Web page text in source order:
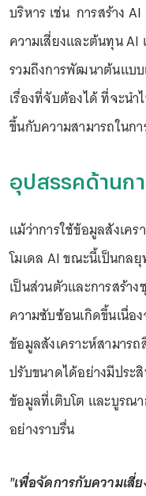
บริหาร เช่น การสร้าง
ความเสี่ยงและต้นทุน
รวมถึงการพัฒนาต้นแบบ
เรื่องที่จับต้องได้ ที่จะน
ขึ้นกับความสามารถในก
อุปสรรคด้านก
แม้ว่าการใช้ข้อมูลสังเค
โมเดล AI ขณะนี้เป็นกล
เป็นส่วนตัวและการสร้า
ความซับซ้อนเกิดขึ้นเนื่อ
ข้อมูลสังเคราะห์สามาร
ปรับขนาดได้อย่างมีปร
ข้อมูลที่เติบโต และบูรณ
อย่างราบรื่น
"เพื่อจัดการกับความเสี่